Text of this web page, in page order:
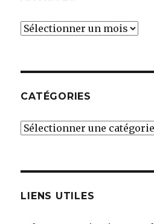
Archives
CATÉGORIES
Catégories
LIENS UTILES